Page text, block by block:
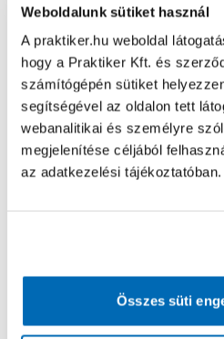
Weboldalunk sütiket használ
A praktiker.hu weboldal
hogy a Praktiker Kft. és
számítógépén sütiket
segítségével az oldalon tett
webanalitikai és személyre
megjelenítése céljából
az adatkezelési tájékoztatóban.
Összes süti
Oldal